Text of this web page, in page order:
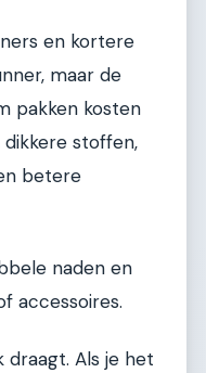
en kortere
maar de
pakken kosten
stoffen,
betere
naden en
accessoires.
draagt. Als je het